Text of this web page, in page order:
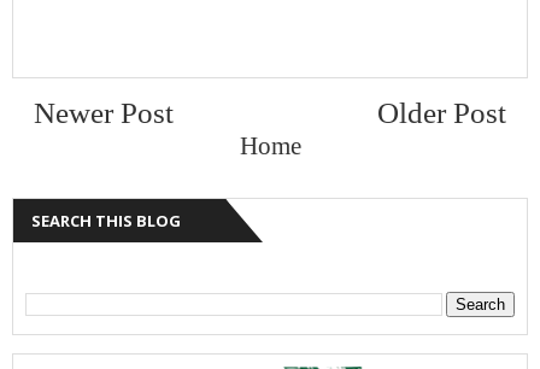
Newer Post Older Post
Home
SEARCH THIS BLOG